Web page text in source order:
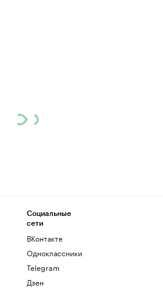
Социальные
сети
ВКонтакте
Одноклассники
Telegram
Дзен